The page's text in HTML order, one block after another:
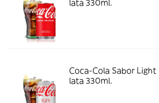
lata 330ml.
Coca-Cola Sabor Light
lata 330ml.